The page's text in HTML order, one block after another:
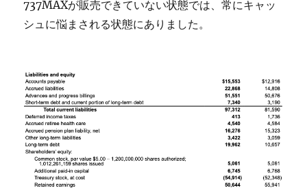
737MAXが販売できていない状態では、常にキャッ
シュに悩まされる状態にありました。